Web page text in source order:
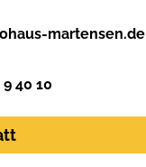
martensen.de
40 10